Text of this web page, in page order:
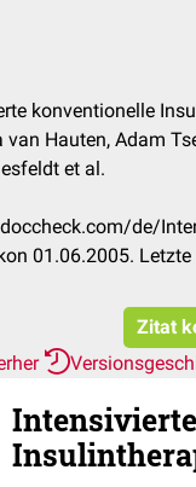
konventionelle
van Hauten, Adam
et al.
de/
01.06.2005.
Zitat